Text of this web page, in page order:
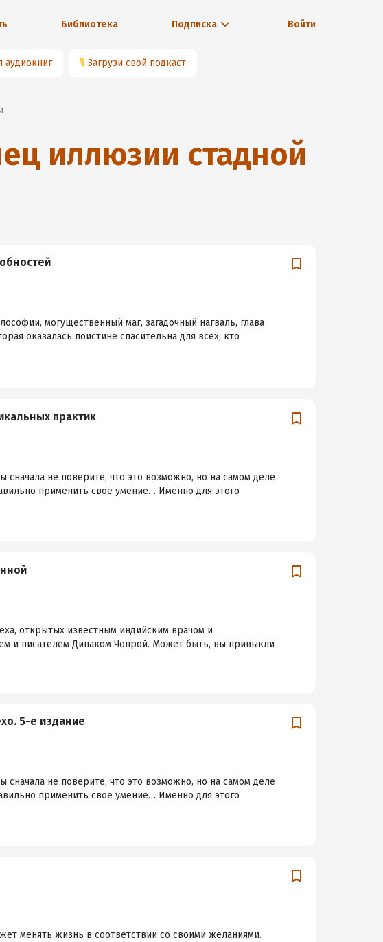
Библиотека Подписка Войти
аудиокниг 🎙 Загрузи свой подкаст
иллюзии стадной
могущественный маг, загадочный нагваль, глава
оказалась поистине спасительна для всех, кто
практик
сначала не поверите, что это возможно, но на самом деле
применить свое умение… Именно для этого
открытых известным индийским врачом и
и писателем Дипаком Чопрой. Может быть, вы привыкли
5-е издание
сначала не поверите, что это возможно, но на самом деле
применить свое умение… Именно для этого
менять жизнь в соответствии со своими желаниями.